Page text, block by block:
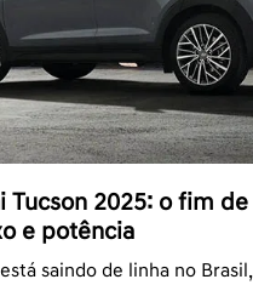
Tucson 2025: o fim
e potência
saindo de linha no